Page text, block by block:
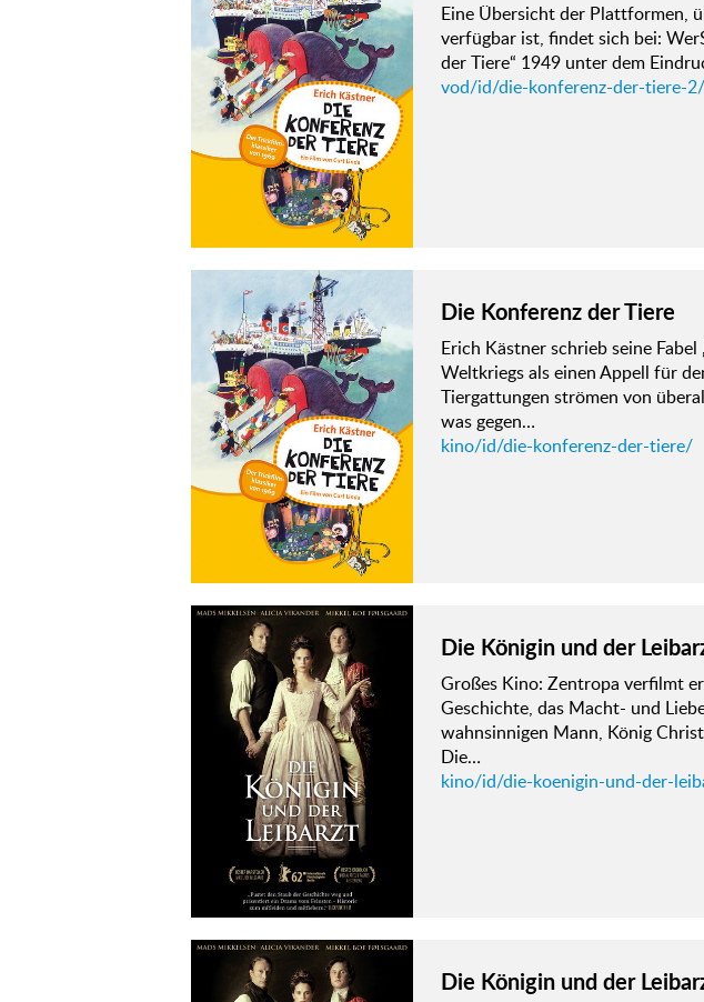
Eine Übersicht der Plattformen,
verfügbar ist, findet sich bei:
der Tiere“ 1949 unter dem
vod/id/die-konferenz-der-tiere-2/
Die Konferenz der Tiere
Erich Kästner schrieb seine
Weltkriegs als einen Appell für
Tiergattungen strömen von
was gegen…
kino/id/die-konferenz-der-tiere/
Die Königin und der
Großes Kino: Zentropa verfilmt
Geschichte, das Macht- und
wahnsinnigen Mann, König
Die…
kino/id/die-koenigin-und-der-
Die Königin und der